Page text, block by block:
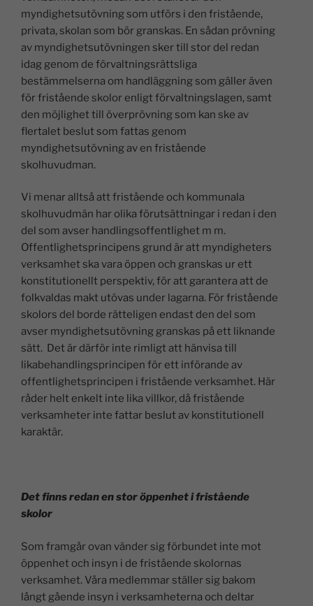
myndighetsutövning som utförs i den fristående,
privata, skolan som bör granskas. En sådan prövning
av myndighetsutövningen sker till stor del redan
idag genom de förvaltningsrättsliga
bestämmelserna om handläggning som gäller även
för fristående skolor enligt förvaltningslagen, samt
den möjlighet till överprövning som kan ske av
flertalet beslut som fattas genom
myndighetsutövning av en fristående
skolhuvudman.
Vi menar alltså att fristående och kommunala
skolhuvudmän har olika förutsättningar i redan i den
del som avser handlingsoffentlighet m m.
Offentlighetsprincipens grund är att myndigheters
verksamhet ska vara öppen och granskas ur ett
konstitutionellt perspektiv, för att garantera att de
folkvaldas makt utövas under lagarna. För fristående
skolors del borde rätteligen endast den del som
avser myndighetsutövning granskas på ett liknande
sätt. Det är därför inte rimligt att hänvisa till
likabehandlingsprincipen för ett införande av
offentlighetsprincipen i fristående verksamhet. Här
råder helt enkelt inte lika villkor, då fristående
verksamheter inte fattar beslut av konstitutionell
karaktär.
Det finns redan en stor öppenhet i fristående
skolor
Som framgår ovan vänder sig förbundet inte mot
öppenhet och insyn i de fristående skolornas
verksamhet. Våra medlemmar ställer sig bakom
långt gående insyn i verksamheterna och deltar